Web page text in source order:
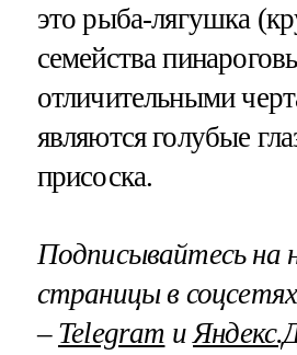
это рыба-лягушка
семейства
отличительными
являются голубые
присоска.
Подписывайтесь на
страницы в
– Telegram и